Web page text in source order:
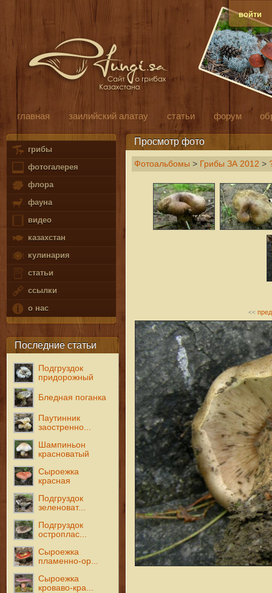
войти
главная заилийский алатау статьи форум
грибы
фотогалерея
флора
фауна
видео
казахстан
кулинария
статьи
ссылки
о нас
Последние статьи
Подгруздок
придорожный
Бледная поганка
Паутинник
заостренно...
Шампиньон
красноватый
Сыроежка
красная
Подгруздок
зеленоват...
Подгруздок
остроплас...
Сыроежка
пламенно-ор...
Сыроежка
кроваво-кра...
Просмотр фото
Фотоальбомы > Грибы ЗА 2012 >
<<